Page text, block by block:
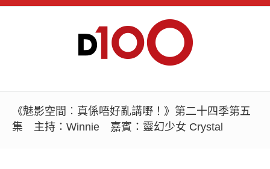
《魅影空間︰真係唔好亂講嘢！》第二十四季第五
集 主持：Winnie 嘉賓：靈幻少女 Crystal